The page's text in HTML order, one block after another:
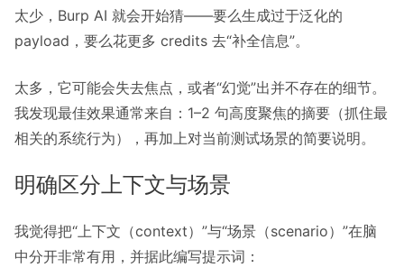
太少，Burp AI 就会开始猜——要么生成过于泛化的
payload，要么花更多 credits 去“补全信息”。
太多，它可能会失去焦点，或者“幻觉”出并不存在的细节。
我发现最佳效果通常来自：1–2 句高度聚焦的摘要（抓住最
相关的系统行为），再加上对当前测试场景的简要说明。
明确区分上下文与场景
我觉得把“上下文（context）”与“场景（scenario）”在脑
中分开非常有用，并据此编写提示词：